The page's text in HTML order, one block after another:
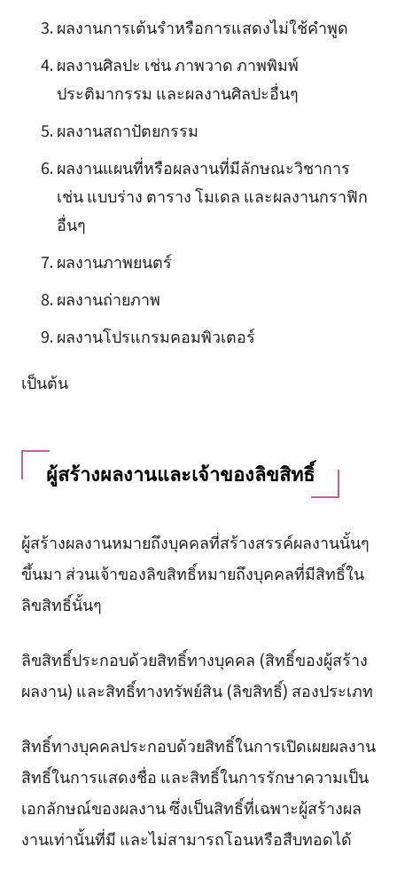
ผลงานการเต้นรำหรือการแสดงไม่ใช้คำพูด
ผลงานศิลปะ เช่น ภาพวาด ภาพพิมพ์
ประติมากรรม และผลงานศิลปะอื่นๆ
ผลงานสถาปัตยกรรม
ผลงานแผนที่หรือผลงานที่มีลักษณะวิชาการ
เช่น แบบร่าง ตาราง โมเดล และผลงานกราฟิก
อื่นๆ
ผลงานภาพยนตร์
ผลงานถ่ายภาพ
ผลงานโปรแกรมคอมพิวเตอร์
เป็นต้น
ผู้สร้างผลงานและเจ้าของลิขสิทธิ์
ผู้สร้างผลงานหมายถึงบุคคลที่สร้างสรรค์ผลงานนั้นๆ
ขึ้นมา ส่วนเจ้าของลิขสิทธิ์หมายถึงบุคคลที่มีสิทธิ์ใน
ลิขสิทธิ์นั้นๆ
ลิขสิทธิ์ประกอบด้วยสิทธิ์ทางบุคคล (สิทธิ์ของผู้สร้าง
ผลงาน) และสิทธิ์ทางทรัพย์สิน (ลิขสิทธิ์) สองประเภท
สิทธิ์ทางบุคคลประกอบด้วยสิทธิ์ในการเปิดเผยผลงาน
สิทธิ์ในการแสดงชื่อ และสิทธิ์ในการรักษาความเป็น
เอกลักษณ์ของผลงาน ซึ่งเป็นสิทธิ์ที่เฉพาะผู้สร้างผล
งานเท่านั้นที่มี และไม่สามารถโอนหรือสืบทอดได้